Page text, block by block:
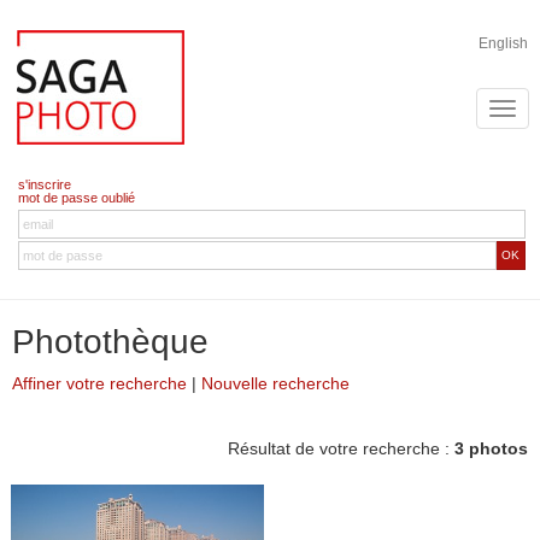
English
s'inscrire
mot de passe oublié
OK
Photothèque
Affiner votre recherche | Nouvelle recherche
Résultat de votre recherche : 3 photos